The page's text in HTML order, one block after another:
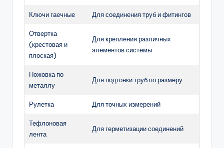
Ключи гаечные Для соединения труб и фитингов
Отвертка
(крестовая и
плоская)
Для крепления различных
элементов системы
Ножовка по
металлу
Для подгонки труб по размеру
Рулетка Для точных измерений
Тефлоновая
лента
Для герметизации соединений